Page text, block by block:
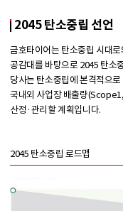
2045 탄소중립 선언
금호타이어는 탄소중립 시대
공감대를 바탕으로 2045 탄소
당사는 탄소중립에 본격적으
국내외 사업장 배출량
산정·관리할 계획입니다.
2045 탄소중립 로드맵